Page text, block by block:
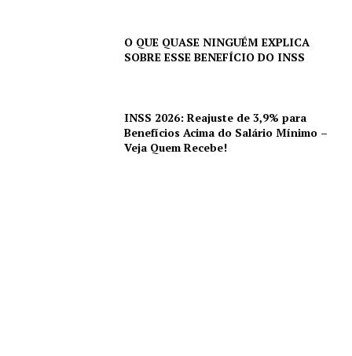
O QUE QUASE NINGUÉM EXPLICA
SOBRE ESSE BENEFÍCIO DO INSS
INSS 2026: Reajuste de 3,9% para
Benefícios Acima do Salário Mínimo –
Veja Quem Recebe!